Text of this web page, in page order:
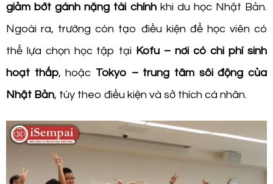
giảm bớt gánh nặng tài chínhkhi du học Nhật Bản.
Ngoài ra, trường còn tạo điều kiện để học viên có
thể lựa chọn học tập tại Kofu – nơi có chi phí sinh
hoạt thấp, hoặc Tokyo – trung tâm sôi động của
Nhật Bản, tùy theo điều kiện và sở thích cá nhân.